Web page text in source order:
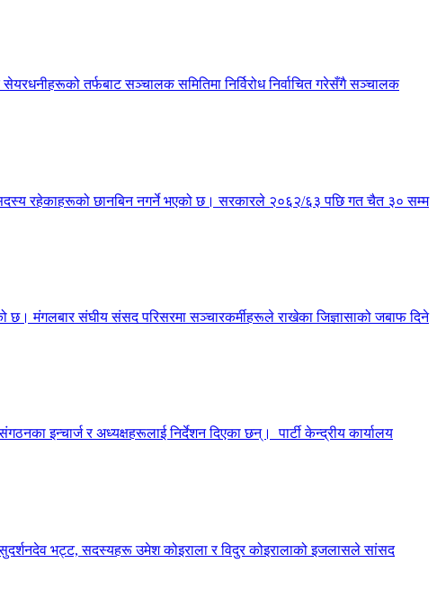
तर्फबाट सञ्चालक समितिमा निर्विरोध निर्वाचित गरेसँगै सञ्चालक
सदस्य रहेकाहरूको छानबिन नगर्ने भएको छ। सरकारले २०६२/६३ पछि गत चैत ३० सम्म
छ। मंगलबार संघीय संसद परिसरमा सञ्चारकर्मीहरूले राखेका जिज्ञासाको जबाफ दिने
इन्चार्ज र अध्यक्षहरूलाई निर्देशन दिएका छन्। पार्टी केन्द्रीय कार्यालय
सुदर्शनदेव भट्ट, सदस्यहरू उमेश कोइराला र विदुर कोइरालाको इजलासले सांसद